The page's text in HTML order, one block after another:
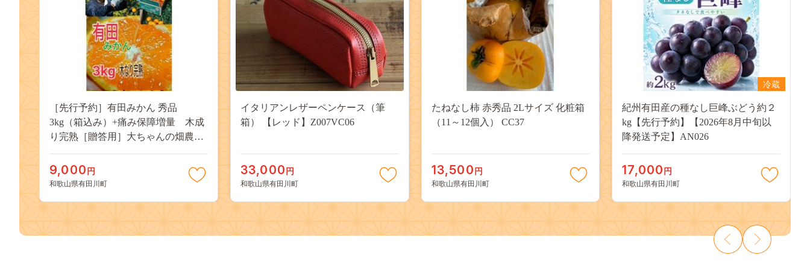
［先行予約］有田みかん 秀品
3kg（箱込み）+痛み保障増量 木成
り完熟［贈答用］大ちゃんの畑農園
9,000 円
和歌山県有田川町
イタリアンレザーペンケース（筆
箱） 【レッド】Z007VC06
33,000 円
和歌山県有田川町
たねなし柿 赤秀品 2Lサイズ 化粧箱
（11～12個入） CC37
13,500 円
和歌山県有田川町
冷蔵
紀州有田産の種なし巨峰ぶどう約２
kg【先行予約】【2026年8月中旬以
降発送予定】AN026
17,000 円
和歌山県有田川町